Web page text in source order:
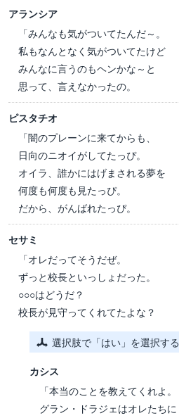
アランシア
「みんなも気がついてたんだ～。
私もなんとなく気がついてたけど
みんなに言うのもヘンかな～と
思って、言えなかったの。
ピスタチオ
「闇のプレーンに来てからも、
日向のニオイがしてたっぴ。
オイラ、誰かにはげまされる夢を
何度も何度も見たっぴ。
だから、がんばれたっぴ。
セサミ
「オレだってそうだぜ。
ずっと校長といっしょだった。
○○○はどうだ？
校長が見守ってくれてたよな？
選択肢で「はい」を選択する
カシス
「本当のことを教えてくれよ。
グラン・ドラジェはオレたちに